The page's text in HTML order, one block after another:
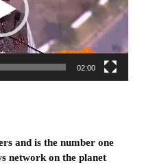
02:00
and is the number one
network on the planet